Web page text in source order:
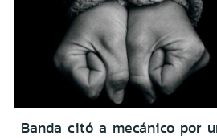
Banda citó a mecánico por